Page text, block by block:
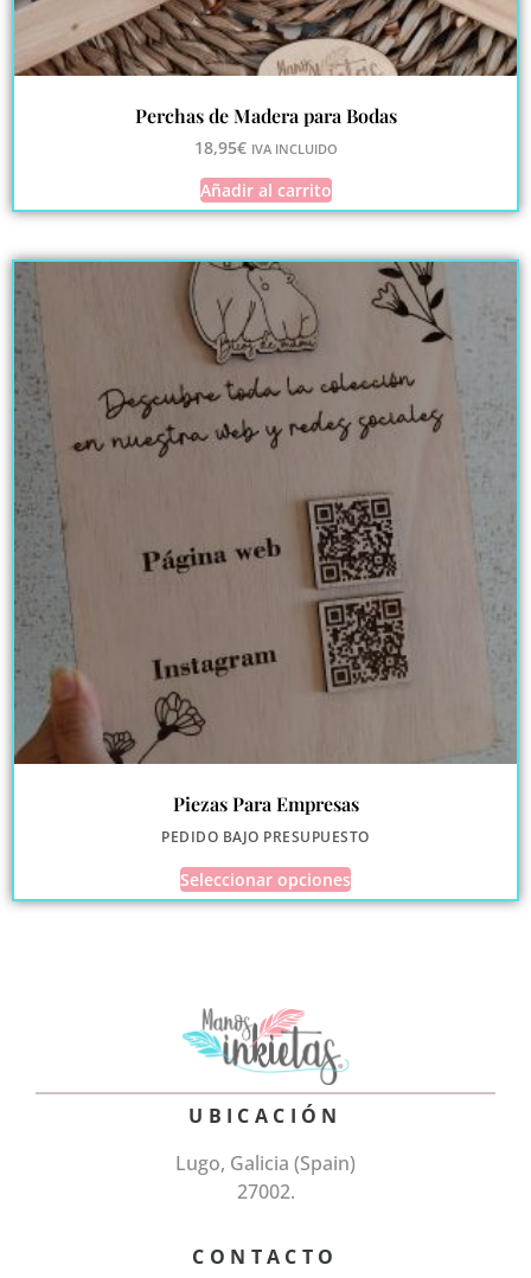
Perchas de Madera para Bodas
18,95€ IVA INCLUIDO
Añadir al carrito
Piezas Para Empresas
PEDIDO BAJO PRESUPUESTO
Seleccionar opciones
UBICACIÓN
Lugo, Galicia (Spain)
27002.
CONTACTO